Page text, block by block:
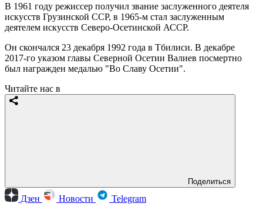
В 1961 году режиссер получил звание заслуженного деятеля
искусств Грузинской ССР, в 1965-м стал заслуженным
деятелем искусств Северо-Осетинской АССР.
Он скончался 23 декабря 1992 года в Тбилиси. В декабре
2017-го указом главы Северной Осетии Валиев посмертно
был награжден медалью "Во Славу Осетии".
Читайте нас в
Поделиться
Дзен Новости Telegram